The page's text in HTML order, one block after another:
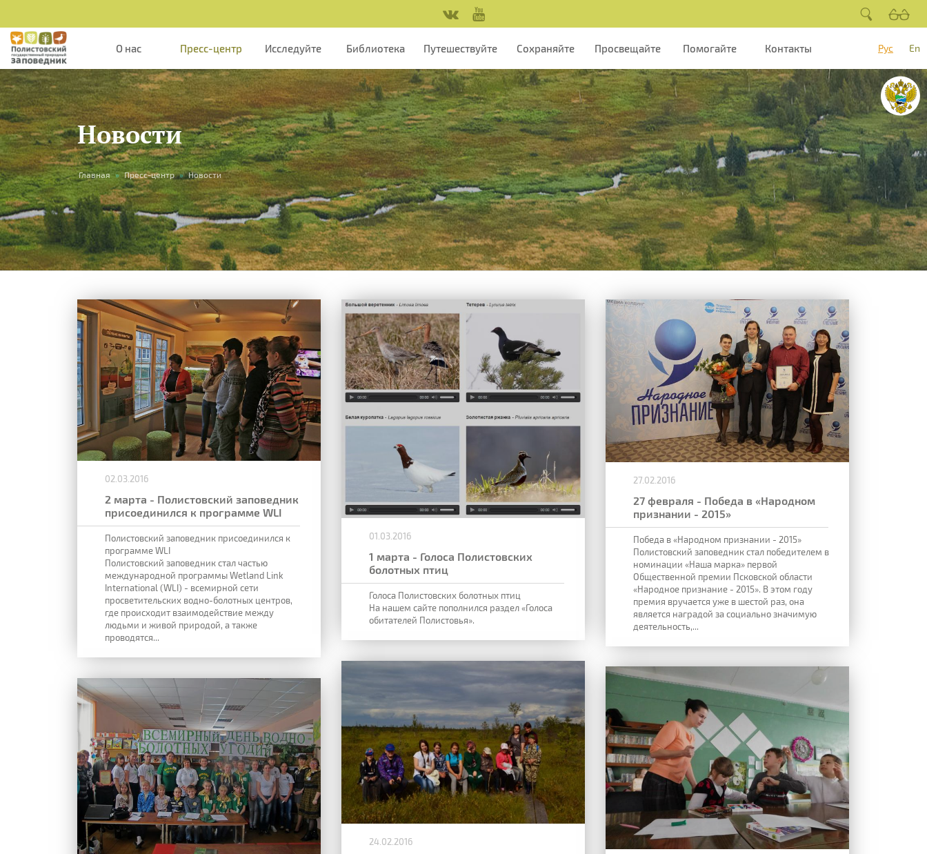
О нас Пресс-центр Исследуйте Библиотека Путешествуйте Сохраняйте Просвещайте Помогайте Контакты Рус En
Новости
Вы
здесь
Главная » Пресс-центр » Новости
02.03.2016
2 марта - Полистовский заповедник
присоединился к программе WLI
Полистовский заповедник присоединился к
программе WLI
Полистовский заповедник стал частью
международной программы Wetland Link
International (WLI) - всемирной сети
просветительских водно-болотных центров,
где происходит взаимодействие между
людьми и живой природой, а также
проводятся...
01.03.2016
1 марта - Голоса Полистовских
болотных птиц
Голоса Полистовских болотных птиц
На нашем сайте пополнился раздел «Голоса
обитателей Полистовья».
27.02.2016
27 февраля - Победа в «Народном
признании - 2015»
Победа в «Народном признании - 2015»
Полистовский заповедник стал победителем в
номинации «Наша марка» первой
Общественной премии Псковской области
«Народное признание - 2015». В этом году
премия вручается уже в шестой раз, она
является наградой за социально значимую
деятельность,...
24.02.2016